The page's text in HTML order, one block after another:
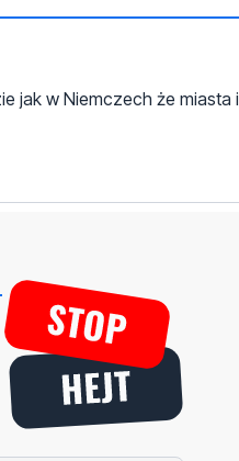
jak w Niemczech że miasta i